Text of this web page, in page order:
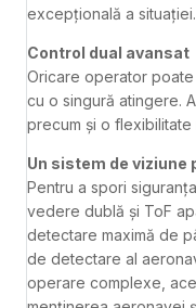
excepțională a situației.
Control dual avansat
Oricare operator
cu o singură atingere.
precum și o flexibilitate
Un sistem de viziune
Pentru a spori
vedere dublă și ToF
detectare maximă de
de detectare al
operare complexe,